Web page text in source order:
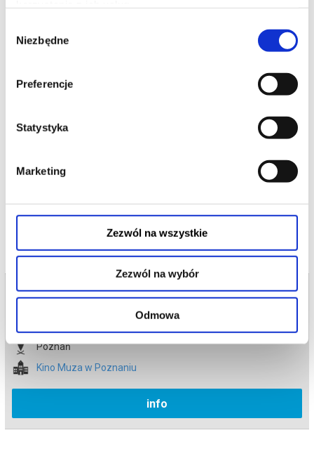
zgody
Niezbędne
Preferencje
Statystyka
Marketing
Zezwól na wszystkie
Zezwól na wybór
Odmowa
romantycznego planu ułożonego przez swojego chłopaka i
odnawia relację z dawną przyjaciółką, Nel (Lena Góra). Na tle
pulsującej Warszawy między kobietami rodzi się pełna napięcia
wszystko, a jednocześnie filmowy list miłosny do Polski. Reżyser
Pete Ohs portretuje Warszawę jako miasto twórczej energii i
wolności. W roli Bethany występuje światowa gwiazda popu Charli
najważniejszych aktorek młodego pokolenia, współtwórczyni
projektu i emocjonalne serce „Erupcji”.
Bezpieczne zakupy w Bilety24. W przypadku odwołania
podczas zakupu.
Bilety na termin:
Poznań
Kino Muza w Poznaniu
info